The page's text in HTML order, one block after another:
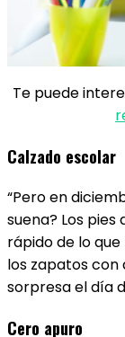
Te puede
Calzado escolar
“Pero en
suena? Los
rápido de lo
los zapatos
sorpresa el día
Cero apuro